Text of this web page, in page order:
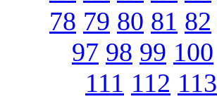
78 79 80 81 82
97 98 99 100
111 112 113